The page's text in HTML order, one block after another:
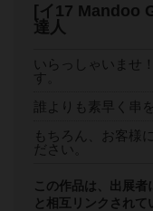
[イ17 Mandoo
達人
いらっしゃいませ
す。
誰よりも素早く串
もちろん、お客様
ださい。
この作品は、出展者
と相互リンクされて